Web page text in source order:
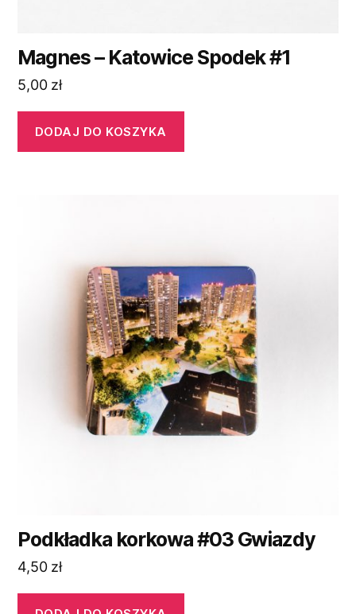
Magnes – Katowice Spodek #1
5,00 zł
DODAJ DO KOSZYKA
Podkładka korkowa #03 Gwiazdy
4,50 zł